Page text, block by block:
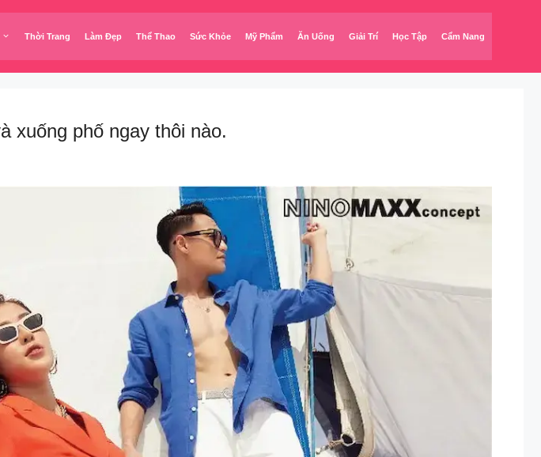
Thời Trang Làm Đẹp Thể Thao Sức Khỏe Mỹ Phẩm Ăn Uống Giải Trí Học Tập Cẩm Nang
xuống phố ngay thôi nào.